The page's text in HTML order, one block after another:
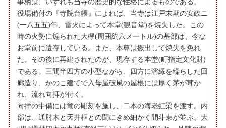
役場備付の『寺院台帳』によれば、当寺は江戸末期の安政ニ
(一八五五)年、雷火によって本堂(観音堂)を焼失した。この
時の火勢に煽られた大欅(周囲約六メートル)の基部は、今な
お堂前に遺存している。また、本尊は搬出して焼失を免れ
た。その後に再建されたのが、現存する本堂(町指定文化財)
である。三間半四方の小型ながら、四方に濡縁を繰らした回
廊造り、かのこ建てで入母屋破風の屋根には厚く茅が茸か
れ、流れ向拝が付く。
向拝の中備には竜の彫刻を施し、二本の海老虹梁を渡す。内
部は、通肘木と天井框との聞にきめ細かく間斗束が並ぶ。大